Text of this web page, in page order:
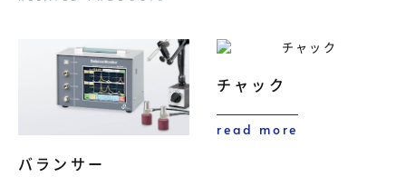
バランサー
チャック
read more